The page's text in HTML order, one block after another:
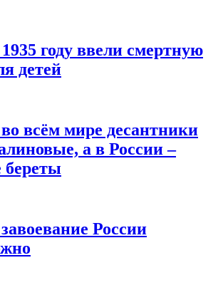
году ввели смертную
детей
всём мире десантники
а в России –
береты
России